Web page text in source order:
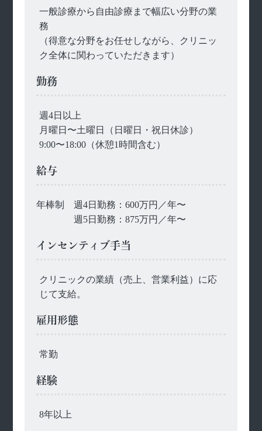
一般診療から自由診療まで幅広い分野の業
務
（得意な分野をお任せしながら、クリニッ
ク全体に関わっていただきます）
勤務
週4日以上
月曜日〜土曜日（日曜日・祝日休診）
9:00〜18:00（休憩1時間含む）
給与
年棒制 週4日勤務：600万円／年〜
週5日勤務：875万円／年〜
インセンティブ手当
クリニックの業績（売上、営業利益）に応
じて支給。
雇用形態
常勤
経験
8年以上